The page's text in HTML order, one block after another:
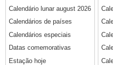
Calendário lunar august 2026
Calendários de países
Calendários especiais
Datas comemorativas
Estação hoje